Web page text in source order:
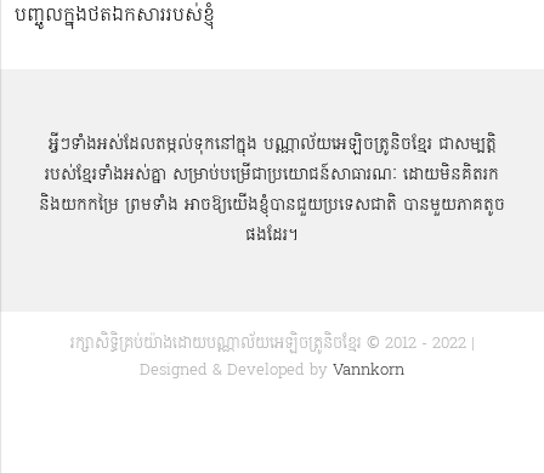
បញ្ចូលក្នុងថតឯកសាររបស់ខ្ញុំ
អ្វីៗទាំងអស់ដែលតម្កល់ទុកនៅក្នុង បណ្ណាល័យអេឡិចត្រូនិចខ្មែរ ជាសម្បតិ្ត
របស់ខ្មែរទាំងអស់គ្នា សម្រាប់បម្រើជាប្រយោជន៍សាធារណៈ ដោយមិនគិតរក
និងយកកម្រៃ ព្រមទាំង អាចឱ្យយើងខ្ញុំបានជួយប្រទេសជាតិ បានមួយភាគតូច
ផងដែរ។
រក្សាសិទ្ធិគ្រប់យ៉ាងដោយបណ្ណាល័យអេឡិចត្រូនិចខ្មែរ © 2012 - 2022 |
Designed & Developed by Vannkorn